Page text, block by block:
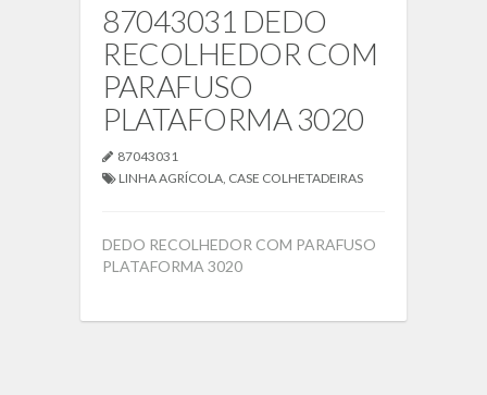
87043031 DEDO
RECOLHEDOR COM
PARAFUSO
PLATAFORMA 3020
87043031
LINHA AGRÍCOLA CASE COLHETADEIRAS
DEDO RECOLHEDOR COM PARAFUSO
PLATAFORMA 3020